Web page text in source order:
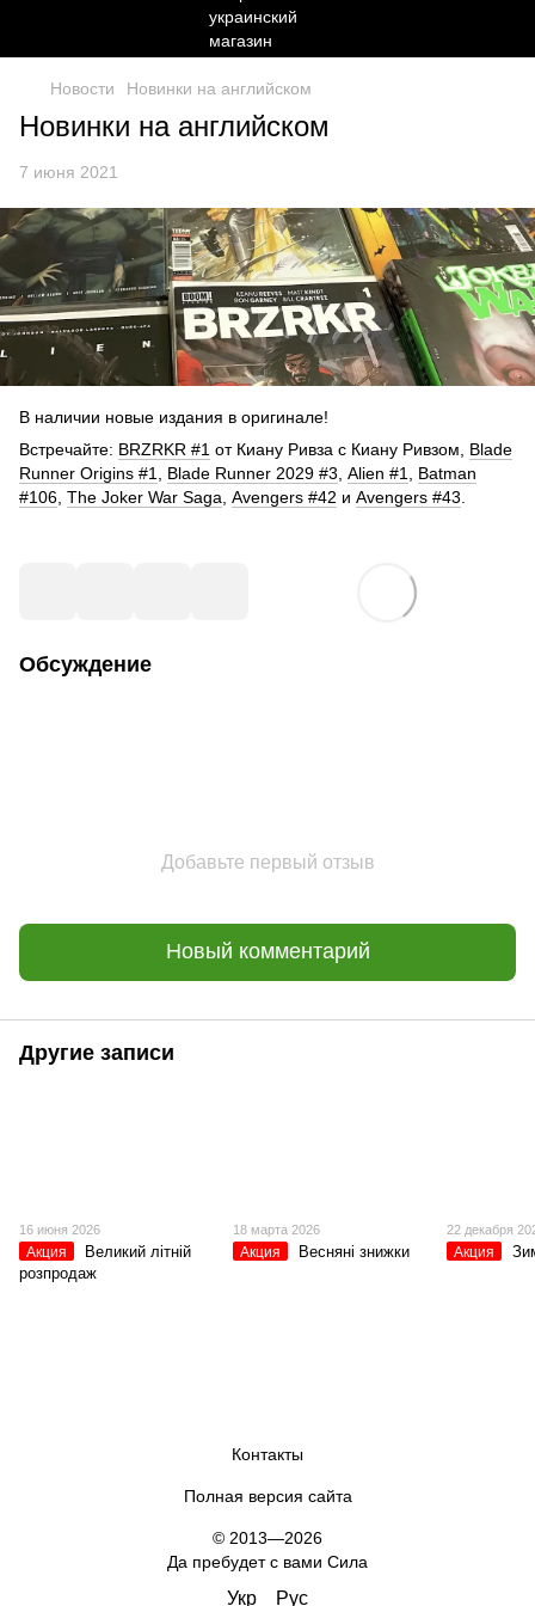
Новости Новинки на английском
Новинки на английском
7 июня 2021
В наличии новые издания в оригинале!
Встречайте: BRZRKR #1 от Киану Ривза с Киану Ривзом, Blade
Runner Origins #1, Blade Runner 2029 #3, Alien #1, Batman
#106, The Joker War Saga, Avengers #42 и Avengers #43.
Обсуждение
Добавьте первый отзыв
Новый комментарий
Другие записи
16 июня 2026
Акция
Великий літній
розпродаж
18 марта 2026
Акция Весняні знижки
22 декабря
Акция
Контакты
Полная версия сайта
© 2013—2026
Да пребудет с вами Сила
Укр Рус